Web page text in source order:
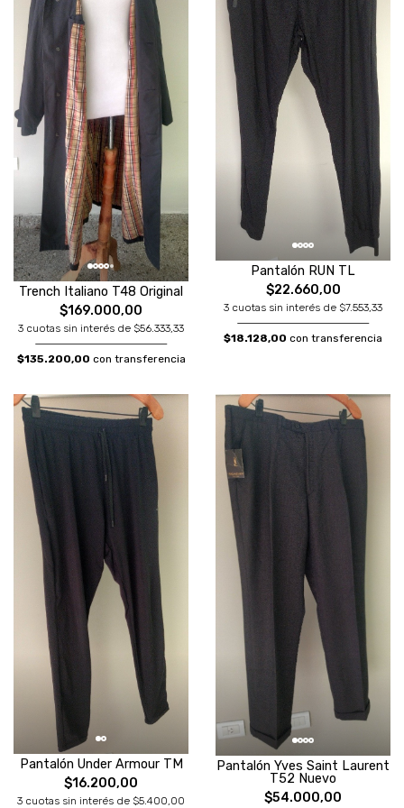
Trench Italiano T48 Original
$169.000,00
3 cuotas sin interés de $56.333,33
$135.200,00 con transferencia
Pantalón RUN TL
$22.660,00
3 cuotas sin interés de $7.553,33
$18.128,00 con transferencia
Pantalón Under Armour TM
$16.200,00
3 cuotas sin interés de $5.400,00
Pantalón Yves Saint Laurent
T52 Nuevo
$54.000,00